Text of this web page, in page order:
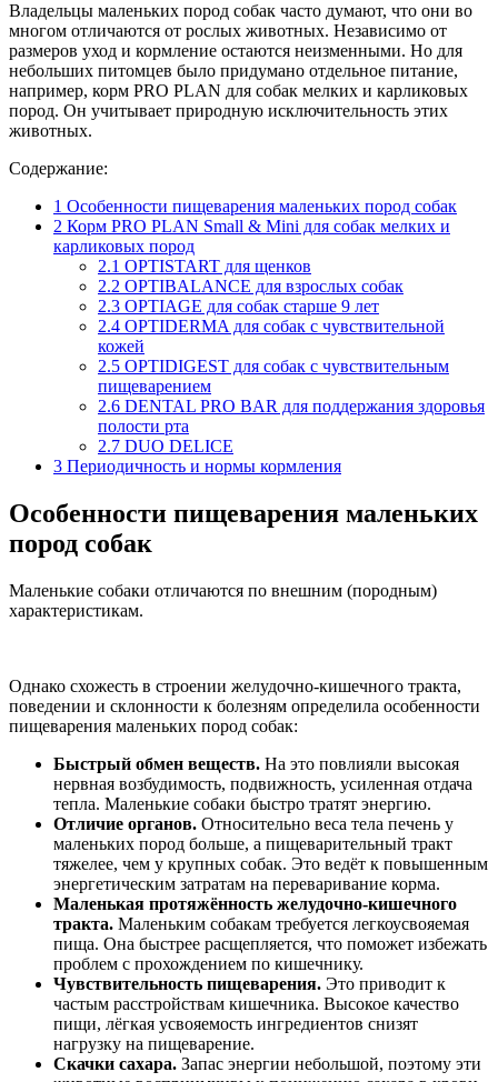
Владельцы маленьких пород собак часто думают, что они во
многом отличаются от рослых животных. Независимо от
размеров уход и кормление остаются неизменными. Но для
небольших питомцев было придумано отдельное питание,
например, корм PRO PLAN для собак мелких и карликовых
пород. Он учитывает природную исключительность этих
животных.
Содержание:
1 Особенности пищеварения маленьких пород собак
2 Корм PRO PLAN Small & Mini для собак мелких и
карликовых пород
2.1 OPTISTART для щенков
2.2 OPTIBALANCE для взрослых собак
2.3 OPTIAGE для собак старше 9 лет
2.4 OPTIDERMA для собак с чувствительной
кожей
2.5 OPTIDIGEST для собак с чувствительным
пищеварением
2.6 DENTAL PRO BAR для поддержания здоровья
полости рта
2.7 DUO DELICE
3 Периодичность и нормы кормления
Особенности пищеварения маленьких
пород собак
Маленькие собаки отличаются по внешним (породным)
характеристикам.
Однако схожесть в строении желудочно-кишечного тракта,
поведении и склонности к болезням определила особенности
пищеварения маленьких пород собак:
Быстрый обмен веществ. На это повлияли высокая
нервная возбудимость, подвижность, усиленная отдача
тепла. Маленькие собаки быстро тратят энергию.
Отличие органов. Относительно веса тела печень у
маленьких пород больше, а пищеварительный тракт
тяжелее, чем у крупных собак. Это ведёт к повышенным
энергетическим затратам на переваривание корма.
Маленькая протяжённость желудочно-кишечного
тракта. Маленьким собакам требуется легкоусвояемая
пища. Она быстрее расщепляется, что поможет избежать
проблем с прохождением по кишечнику.
Чувствительность пищеварения. Это приводит к
частым расстройствам кишечника. Высокое качество
пищи, лёгкая усвояемость ингредиентов снизят
нагрузку на пищеварение.
Скачки сахара. Запас энергии небольшой, поэтому эти